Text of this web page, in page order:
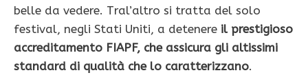
belle da vedere. Tral’altro si tratta del solo
festival, negli Stati Uniti, a detenere il prestigioso
accreditamento FIAPF, che assicura gli altissimi
standard di qualità che lo caratterizzano.